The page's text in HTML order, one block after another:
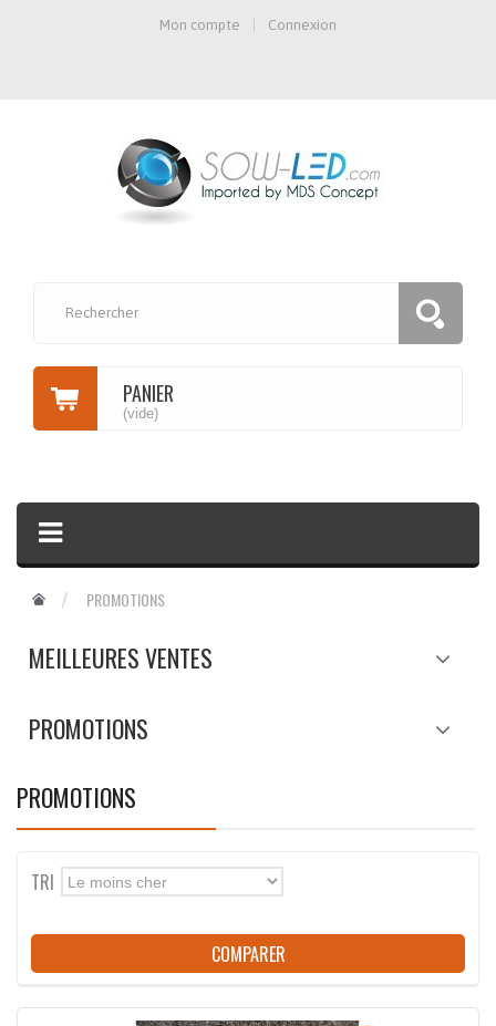
Mon compte Connexion
PANIER
(vide)
PROMOTIONS
MEILLEURES VENTES
PROMOTIONS
PROMOTIONS
TRI Le moins cher
COMPARER